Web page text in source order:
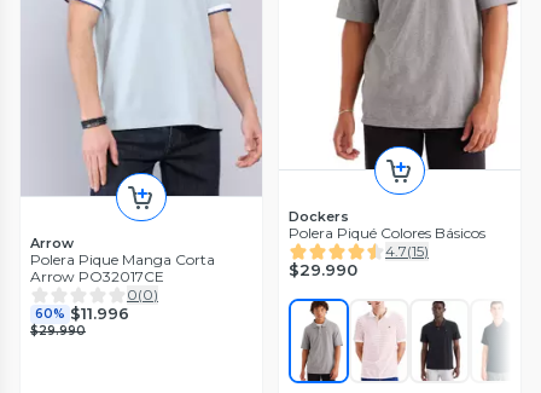
Arrow
Polera Pique Manga Corta
Arrow PO32017CE
0(0)
60% $11.996
$29.990
Dockers
Polera Piqué Colores Básicos
4.7(15)
$29.990